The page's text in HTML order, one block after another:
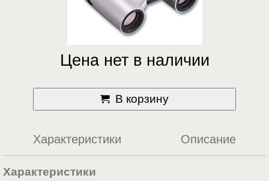
Цена нет в наличии
В корзину
Характеристики Описание
Характеристики